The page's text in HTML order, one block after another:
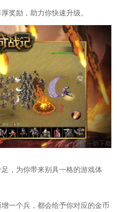
奖励，助力你快速升级。
，为你带来别具一格的游戏体
一个兵，都会给予你对应的金币